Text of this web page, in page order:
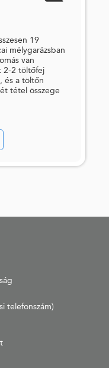
19
mélygarázsban
van
2-2 töltőfej
és a töltőn
tétel összege
telefonszám)